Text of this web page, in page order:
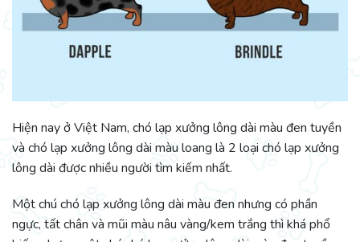
Hiện nay ở Việt Nam, chó lạp xưởng lông dài màu đen tuyền
và chó lạp xưởng lông dài màu loang là 2 loại chó lạp xưởng
lông dài được nhiều người tìm kiếm nhất.
Một chú chó lạp xưởng lông dài màu đen nhưng có phần
ngực, tất chân và mũi màu nâu vàng/kem trắng thì khá phổ